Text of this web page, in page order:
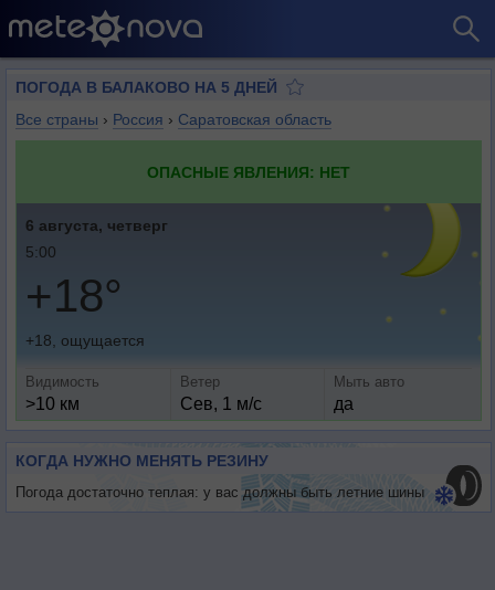
ПОГОДА В БАЛАКОВО НА 5 ДНЕЙ
Все страны › Россия › Саратовская область
ОПАСНЫЕ ЯВЛЕНИЯ: НЕТ
6 августа, четверг
5:00
+18°
+18, ощущается
Видимость
>10 км
Ветер
Сев, 1 м/с
Мыть авто
да
КОГДА НУЖНО МЕНЯТЬ РЕЗИНУ
Погода достаточно теплая: у вас должны быть летние шины